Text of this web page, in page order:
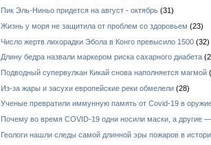
Пик Эль-Ниньо придется на август - октябрь (31)
Жизнь у моря не защитила от проблем со здоровьем (23)
Число жертв лихорадки Эбола в Конго превысило 1500 (32)
Длину бедра назвали маркером риска сахарного диабета
Подводный супервулкан Кикай снова наполняется магмой
Из-за жары и засухи европейские реки обмелели (28)
Ученые превратили иммунную память от Covid-19 в
Почему во время COVID-19 одни носили маски, а другие
Геологи нашли следы самой длинной эры пожаров в